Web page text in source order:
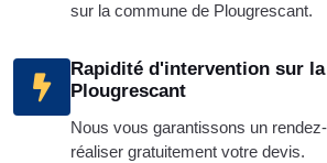
sur la commune de Plougrescant.
Rapidité d'intervention sur
Plougrescant
Nous vous garantissons un
réaliser gratuitement votre devis.